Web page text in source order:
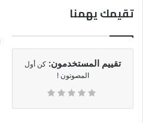
تقيمك يهمنا
تقييم المستخدمون: كن أول
المصوتون !